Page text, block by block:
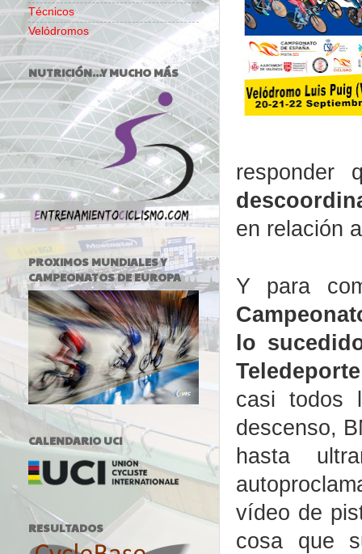
responder
en relación
Y para
lo
Teledeporte
casi todos
descenso,
hasta
vídeo de
cosa que
Técnicos
Velódromos
NUTRICIÓN...Y MUCHO MÁS
PROXIMOS MUNDIALES Y
CAMPEONATOS DE EUROPA
CALENDARIO UCI
RESULTADOS